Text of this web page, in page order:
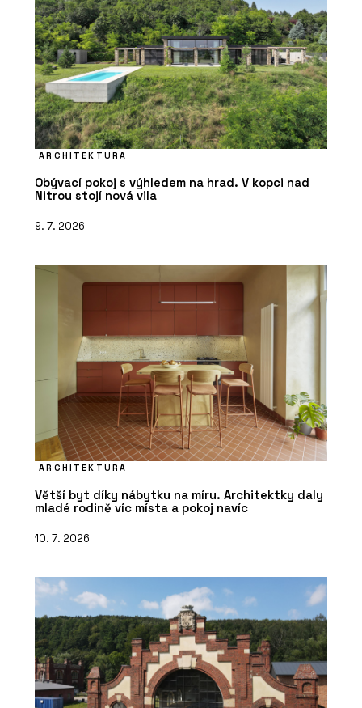
ARCHITEKTURA
Obývací pokoj s výhledem na hrad. V kopci nad
Nitrou stojí nová vila
9. 7. 2026
ARCHITEKTURA
Větší byt díky nábytku na míru. Architektky daly
mladé rodině víc místa a pokoj navíc
10. 7. 2026